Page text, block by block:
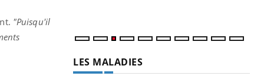
"Puisqu'il
LES MALADIES